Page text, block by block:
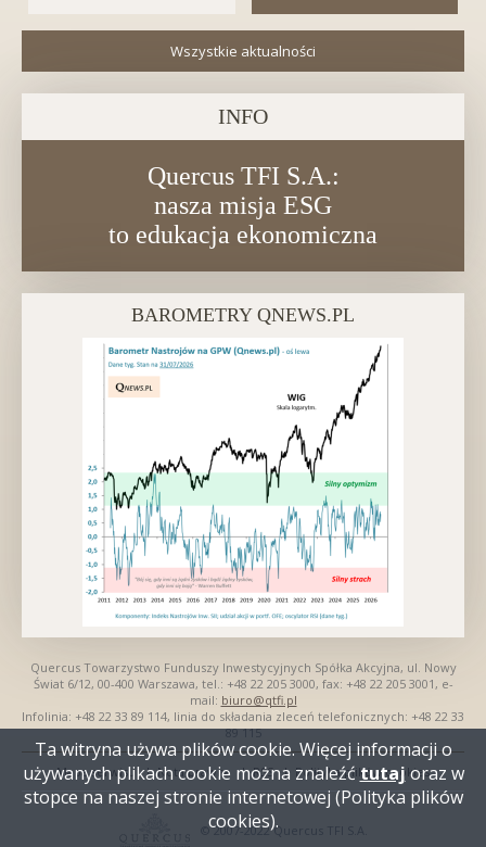
Wszystkie aktualności
INFO
Quercus TFI S.A.:
nasza misja ESG
to edukacja ekonomiczna
BAROMETRY QNEWS.PL
Quercus Towarzystwo Funduszy Inwestycyjnych Spółka Akcyjna, ul. Nowy
Świat 6/12, 00-400 Warszawa, tel.: +48 22 205 3000, fax: +48 22 205 3001, e-
mail: biuro@qtfi.pl
Infolinia: +48 22 33 89 114, linia do składania zleceń telefonicznych: +48 22 33
89 115
Nawigacja
dolna
Mapa serwisu Nota prawna RSS Polityka plików cookies
© 2007-2022 Quercus TFI S.A.
Ta witryna używa plików cookie. Więcej informacji o
używanych plikach cookie można znaleźćtutajoraz w
stopce na naszej stronie internetowej (Polityka plików
cookies).